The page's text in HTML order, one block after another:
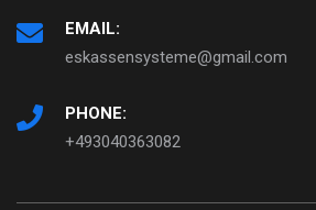
EMAIL:
eskassensysteme@gmail.com
PHONE:
+493040363082